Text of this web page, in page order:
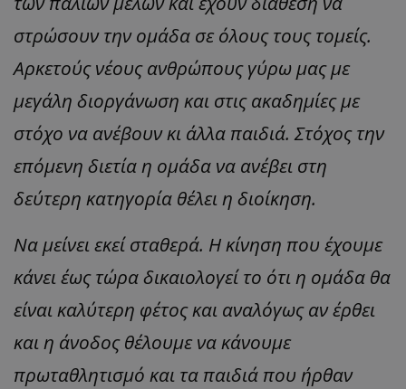
στρώσουν την ομάδα σε όλους τους τομείς.
Αρκετούς νέους ανθρώπους γύρω μας με
μεγάλη διοργάνωση και στις ακαδημίες με
στόχο να ανέβουν κι άλλα παιδιά. Στόχος την
επόμενη διετία η ομάδα να ανέβει στη
δεύτερη κατηγορία θέλει η διοίκηση.
Να μείνει εκεί σταθερά. Η κίνηση που έχουμε
κάνει έως τώρα δικαιολογεί το ότι η ομάδα θα
είναι καλύτερη φέτος και αναλόγως αν έρθει
και η άνοδος θέλουμε να κάνουμε
πρωταθλητισμό και τα παιδιά που ήρθαν